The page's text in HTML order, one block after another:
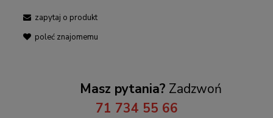
zapytaj o produkt
poleć znajomemu
Masz pytania? Zadzwoń
71 734 55 66